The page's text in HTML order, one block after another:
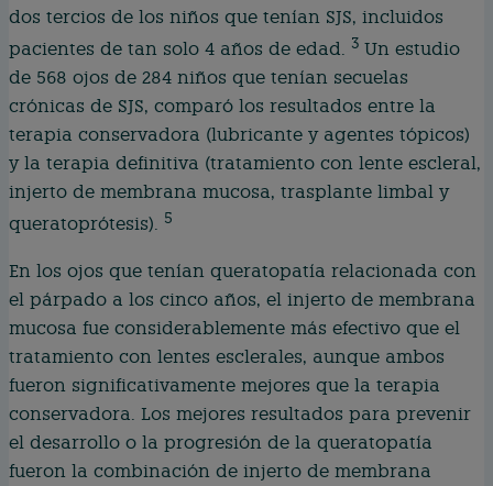
dos tercios de los niños que tenían SJS, incluidos
pacientes de tan solo 4 años de edad. 3 Un estudio
de 568 ojos de 284 niños que tenían secuelas
crónicas de SJS, comparó los resultados entre la
terapia conservadora (lubricante y agentes tópicos)
y la terapia definitiva (tratamiento con lente escleral,
injerto de membrana mucosa, trasplante limbal y
queratoprótesis). 5
En los ojos que tenían queratopatía relacionada con
el párpado a los cinco años, el injerto de membrana
mucosa fue considerablemente más efectivo que el
tratamiento con lentes esclerales, aunque ambos
fueron significativamente mejores que la terapia
conservadora. Los mejores resultados para prevenir
el desarrollo o la progresión de la queratopatía
fueron la combinación de injerto de membrana